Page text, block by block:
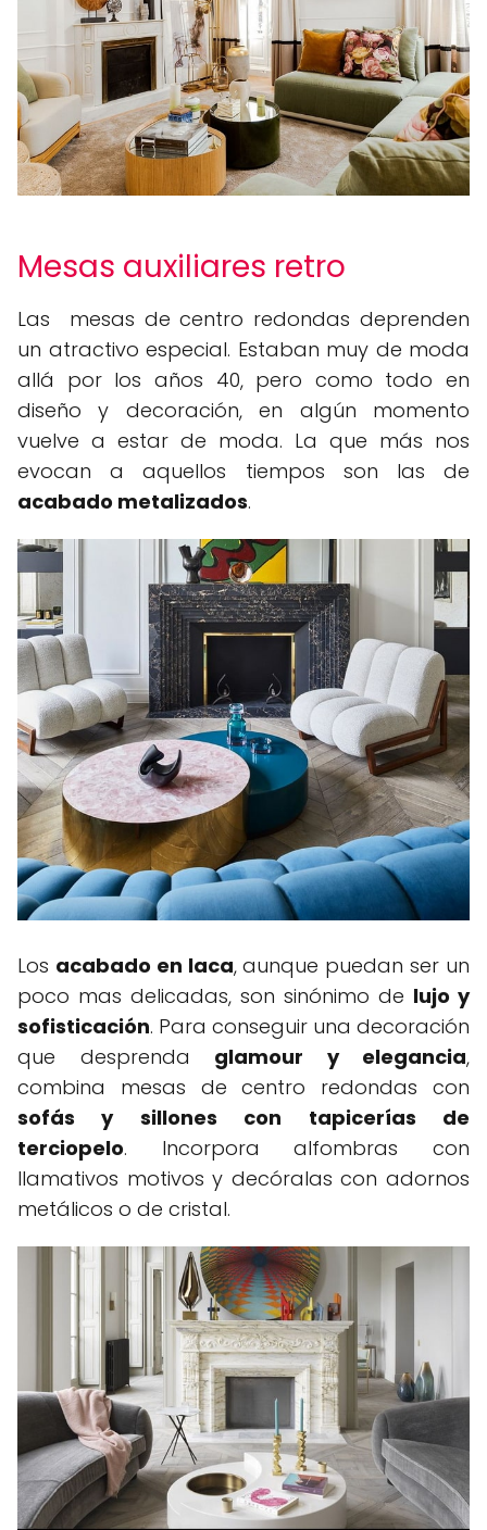
Mesas auxiliares retro
Las mesas de centro redondas deprenden
un atractivo especial. Estaban muy de moda
allá por los años 40, pero como todo en
diseño y decoración, en algún momento
vuelve a estar de moda. La que más nos
evocan a aquellos tiempos son las de
acabado metalizados.
Los acabado en laca, aunque puedan ser un
poco mas delicadas, son sinónimo de lujo y
sofisticación. Para conseguir una decoración
que desprenda glamour y elegancia,
combina mesas de centro redondas con
sofás y sillones con tapicerías de
terciopelo. Incorpora alfombras con
llamativos motivos y decóralas con adornos
metálicos o de cristal.